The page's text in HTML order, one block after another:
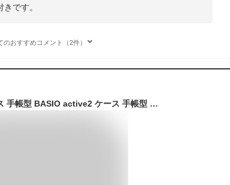
です。
のおすすめコメント（2件）
BASIO active3 ケース 手帳型 BASIO active2 ケース 手帳型 BASIO4 手帳型ケース ベイシオ4 カバー手帳型 ベイシオ4ケース BASIO3 ケース BASIO3 手帳型ケース au スマホケース プレゼント用 スマホケース ベルト かわいい スタンド付き スマホケース